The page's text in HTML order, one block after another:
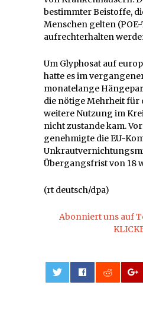
bestimmter Beistoffe,
Menschen gelten
aufrechterhalten
Um Glyphosat auf
hatte es im
monatelange
die nötige Mehrheit für
weitere Nutzung im
nicht zustande kam.
genehmigte die EU-
Übergangsfrist von 18
(rt deutsch/dpa)
Abonniert uns auf